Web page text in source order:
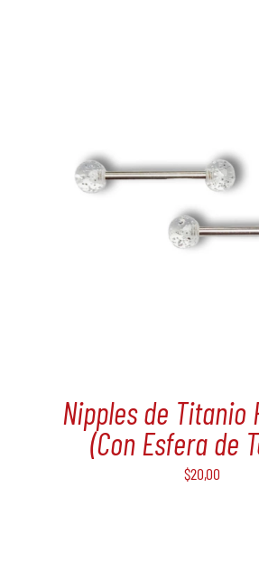
Nipples de Titanio
(Con Esfera de
$20,00